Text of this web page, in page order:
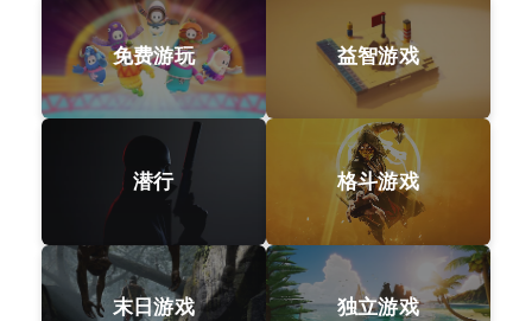
免费游玩 益智游戏
潜行 格斗游戏
末日游戏 独立游戏